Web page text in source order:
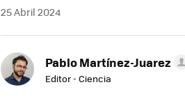
25 Abril 2024
Pablo Martínez-Juarez
Editor - Ciencia